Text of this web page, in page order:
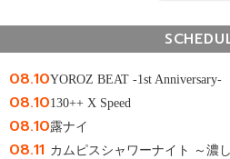
08.10YOROZ BEAT -1st Anniversary-
08.10130++ X Speed
08.10露ナイ
08.11 カムピスシャワーナイト ～濃